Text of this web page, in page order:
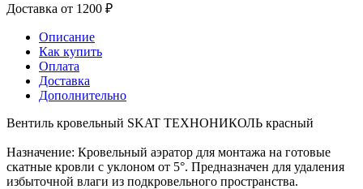
Доставка от 1200 ₽
Описание
Как купить
Оплата
Доставка
Дополнительно
Вентиль кровельный SKAT ТЕХНОНИКОЛЬ красный
Назначение: Кровельный аэратор для монтажа на готовые
скатные кровли с уклоном от 5°. Предназначен для удаления
избыточной влаги из подкровельного пространства.